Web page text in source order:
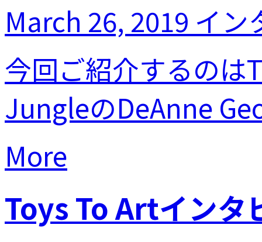
March 26, 2019 イン
今回ご紹介するのは
JungleのDeAnne
More
Toys To Artイン